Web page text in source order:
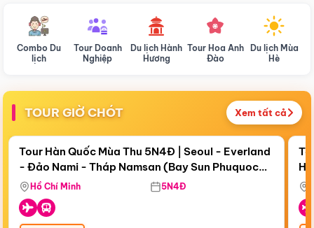
Combo Du
lịch
Tour Doanh
Nghiệp
Du lịch Hành
Hương
Tour Hoa Anh
Đào
Du lịch Mùa
Hè
TOUR GIỜ CHÓT Xem tất cả
Còn19 ngày 00:08:50
Điểm nổi bật
Tour Hàn Quốc Mùa Thu 5N4Đ | Seoul - Everland
- Đảo Nami - Tháp Namsan (Bay Sun Phuquoc
Airways)
Hồ Chí Minh 5N4Đ